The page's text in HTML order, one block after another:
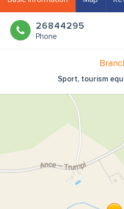
26844295
Phone
Sport, tourism